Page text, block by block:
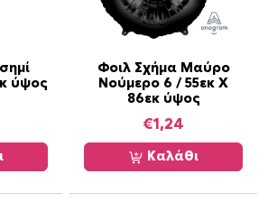
ύψος
Φοιλ Σχήμα Μαύρο
Νούμερο 6 / 55εκ Χ
86εκ ύψος
€1,24
Καλάθι